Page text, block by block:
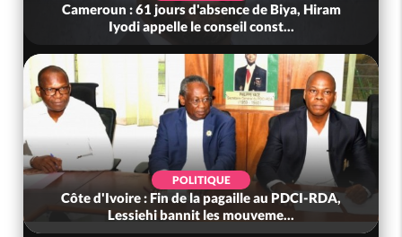
Cameroun : 61 jours d'absence de Biya, Hiram
Iyodi appelle le conseil const...
POLITIQUE
Côte d'Ivoire : Fin de la pagaille au PDCI-RDA,
Lessiehi bannit les mouveme...